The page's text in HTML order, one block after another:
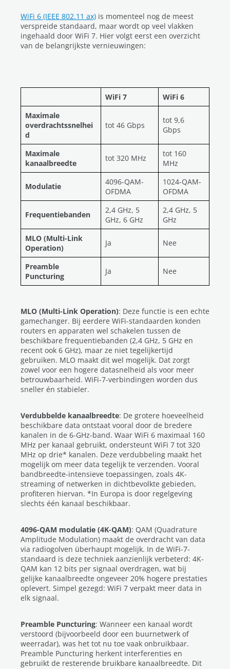
WiFi 6 (IEEE 802.11 ax) is momenteel nog de meest
verspreide standaard, maar wordt op veel vlakken
ingehaald door WiFi 7. Hier volgt eerst een overzicht
van de belangrijkste vernieuwingen:
WiFi 7
WiFi 6
Maximale
overdrachtssnelhei
d
tot 46 Gbps
tot 9,6
Gbps
Maximale
kanaalbreedte
tot 320 MHz
tot 160
MHz
Modulatie
4096-QAM-
OFDMA
1024-QAM-
OFDMA
Frequentiebanden
2,4 GHz, 5
GHz, 6 GHz
2,4 GHz, 5
GHz
MLO (Multi-Link
Operation)
Ja Nee
Preamble
Puncturing
Ja Nee
MLO (Multi-Link Operation): Deze functie is een echte
gamechanger. Bij eerdere WiFi-standaarden konden
routers en apparaten wel schakelen tussen de
beschikbare frequentiebanden (2,4 GHz, 5 GHz en
recent ook 6 GHz), maar ze niet tegelijkertijd
gebruiken. MLO maakt dit wel mogelijk. Dat zorgt
zowel voor een hogere datasnelheid als voor meer
betrouwbaarheid. WiFi-7-verbindingen worden dus
sneller én stabieler.
Verdubbelde kanaalbreedte: De grotere hoeveelheid
beschikbare data ontstaat vooral door de bredere
kanalen in de 6-GHz-band. Waar WiFi 6 maximaal 160
MHz per kanaal gebruikt, ondersteunt WiFi 7 tot 320
MHz op drie* kanalen. Deze verdubbeling maakt het
mogelijk om meer data tegelijk te verzenden. Vooral
bandbreedte-intensieve toepassingen, zoals 4K-
streaming of netwerken in dichtbevolkte gebieden,
profiteren hiervan. *In Europa is door regelgeving
slechts één kanaal beschikbaar.
4096-QAM modulatie (4K-QAM): QAM (Quadrature
Amplitude Modulation) maakt de overdracht van data
via radiogolven überhaupt mogelijk. In de WiFi-7-
standaard is deze techniek aanzienlijk verbeterd: 4K-
QAM kan 12 bits per signaal overdragen, wat bij
gelijke kanaalbreedte ongeveer 20% hogere prestaties
oplevert. Simpel gezegd: WiFi 7 verpakt meer data in
elk signaal.
Preamble Puncturing: Wanneer een kanaal wordt
verstoord (bijvoorbeeld door een buurnetwerk of
weerradar), was het tot nu toe vaak onbruikbaar.
Preamble Puncturing herkent interferenties en
gebruikt de resterende bruikbare kanaalbreedte. Dit